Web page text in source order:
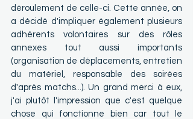
déroulement de celle-ci. Cette année, on
a décidé d'impliquer également plusieurs
adhérents volontaires sur des rôles
annexes tout aussi importants
(organisation de déplacements, entretien
du matériel, responsable des soirées
d'après matchs...). Un grand merci à eux,
j'ai plutôt l'impression que c'est quelque
chose qui fonctionne bien car tout le